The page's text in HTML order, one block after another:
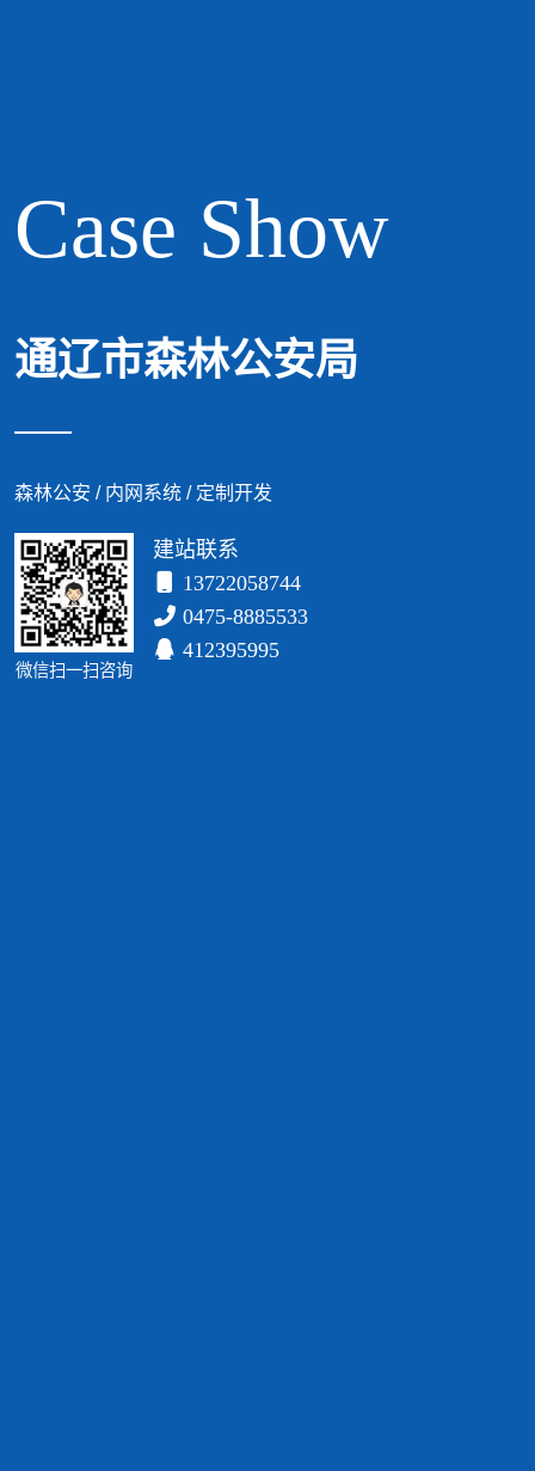
Case Show
通辽市森林公安局
森林公安 / 内网系统 / 定制开发
微信扫一扫咨询
建站联系
13722058744
0475-8885533
412395995